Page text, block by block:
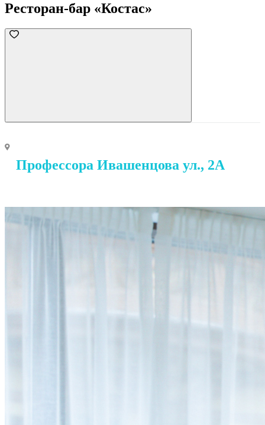
Ресторан-бар «Костас»
Профессора Ивашенцова ул., 2А